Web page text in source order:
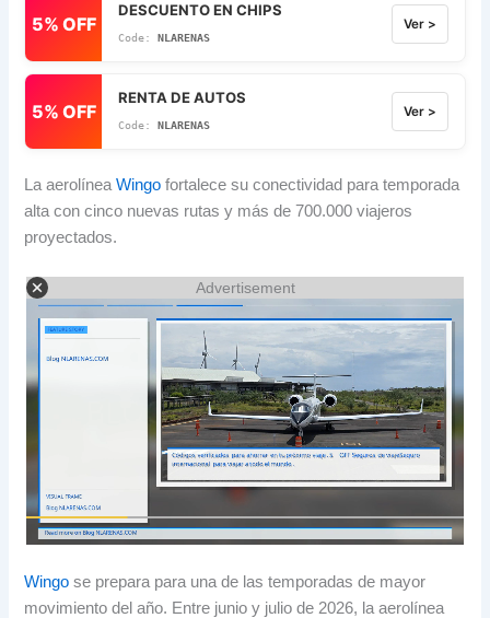
5% OFF
DESCUENTO EN CHIPS
NLARENAS
Ver >
5% OFF
RENTA DE AUTOS
NLARENAS
Ver >
La aerolíneaWingo fortalece su conectividad para temporada
alta con cinco nuevas rutas y más de 700.000 viajeros
proyectados.
Advertisement
Wingo se prepara para una de las temporadas de mayor
movimiento del año. Entre junio y julio de 2026, la aerolínea